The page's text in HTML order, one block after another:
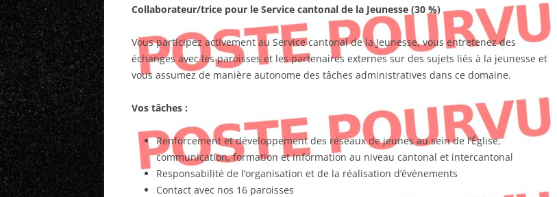
Collaborateur/trice pour le Service cantonal de la Jeunesse (30 %)
Vous participez activement au Service cantonal de la Jeunesse, vous entretenez des
échanges avec les paroisses et les partenaires externes sur des sujets liés à la jeunesse et
vous assumez de manière autonome des tâches administratives dans ce domaine.
Vos tâches :
Renforcement et développement des réseaux de jeunes au sein de l’Église,
communication, formation et information au niveau cantonal et intercantonal
Responsabilité de l’organisation et de la réalisation d’événements
Contact avec nos 16 paroisses